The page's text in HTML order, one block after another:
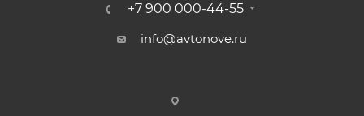
+7 900 000-44-55
info@avtonove.ru